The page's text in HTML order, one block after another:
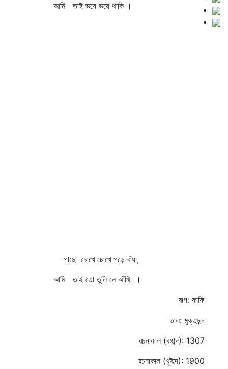
আমি তাই ভয়ে ভয়ে থাকি ।
পাছে চোখে চোখে পড়ে বাঁধা,
আমি তাই তো তুলি নে আঁখি।।
রাগ: কাফি
তাল: মুক্তছন্দ
রচনাকাল (বঙ্গাব্দ): 1307
রচনাকাল (খৃষ্টাব্দ): 1900